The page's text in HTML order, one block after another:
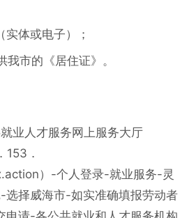
实体或电子）；
市的《居住证》。
业人才服务网上服务大厅
153．
）-个人登录-就业服务-灵
选择威海市-如实准确填报劳动者